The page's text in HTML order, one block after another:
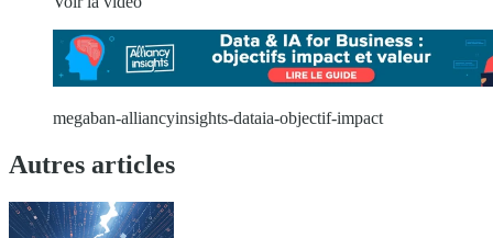
megaban-alliancyinsights-dataia-objectif-impact
Autres articles